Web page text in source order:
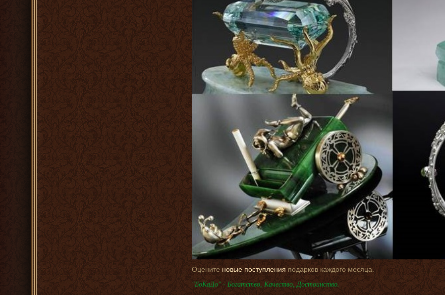
Оцените новые поступления подарков каждого месяца.
"БоКаДо" - Богатство, Качество, Достоинство.